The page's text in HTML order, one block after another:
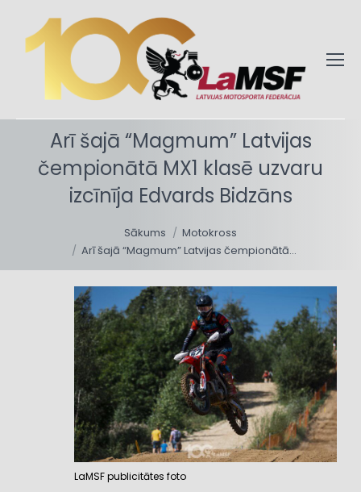
Arī šajā “Magmum” Latvijas
čempionātā MX1 klasē uzvaru
izcīnīja Edvards Bidzāns
Sākums
Motokross
Arī šajā “Magmum” Latvijas čempionātā…
LaMSF publicitātes foto